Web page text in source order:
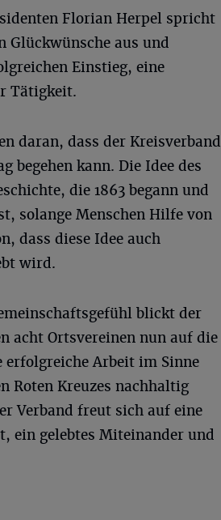
Florian Herpel spricht
Glückwünsche aus und
Einstieg, eine
Tätigkeit.
daran, dass der Kreisverband
begehen kann. Die Idee des
die 1863 begann und
solange Menschen Hilfe von
dass diese Idee auch
wird.
blickt der
acht Ortsvereinen nun auf die
erfolgreiche Arbeit im Sinne
Roten Kreuzes nachhaltig
Verband freut sich auf eine
ein gelebtes Miteinander und